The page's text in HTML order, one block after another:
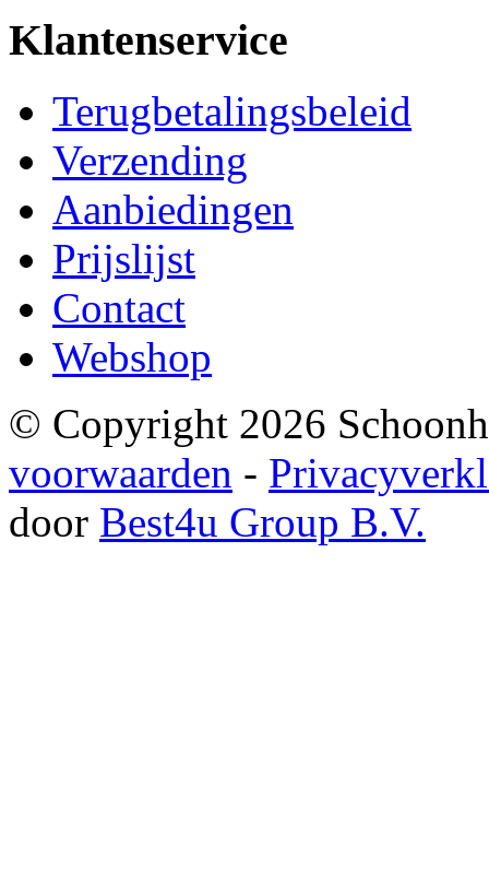
Klantenservice
Terugbetalingsbeleid
Verzending
Aanbiedingen
Prijslijst
Contact
Webshop
© Copyright 2026
voorwaarden -
door Best4u Group B.V.